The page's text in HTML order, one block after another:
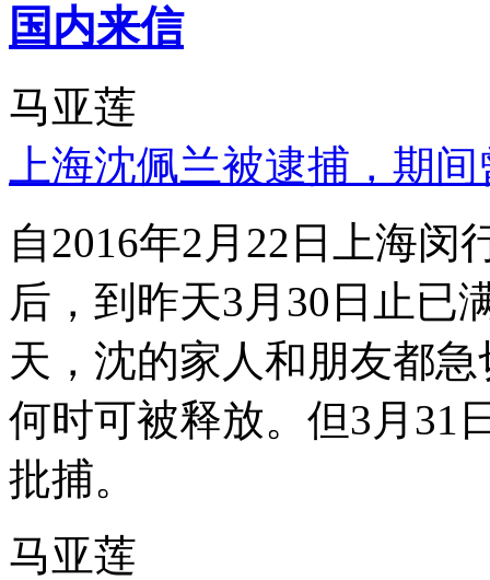
国内来信
马亚莲
上海沈佩兰被逮捕，期
自2016年2月22日上海
后，到昨天3月30日止已
天，沈的家人和朋友都
何时可被释放。但3月31
批捕。
马亚莲